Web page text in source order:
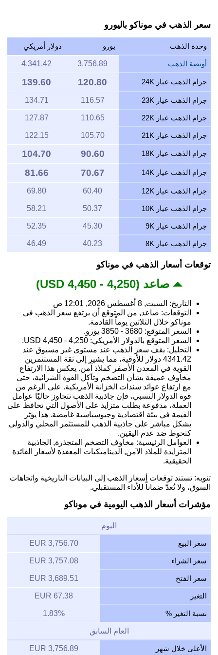
سعر الذهب في موناكو باليورو
وحدة الذهب يورو دولار أمريكي
أونصة الذهب 3,756.89
4,341.42
جرام الذهب عيار 24K 120.80
139.60
جرام الذهب عيار 23K 116.57
134.71
جرام الذهب عيار 22K 110.65
127.87
جرام الذهب عيار 21K 105.70
122.15
جرام الذهب عيار 18K 90.60
104.70
جرام الذهب عيار 14K 70.67
81.66
جرام الذهب عيار 12K 60.40
69.80
جرام الذهب عيار 10K 50.37
58.21
جرام الذهب عيار 9K 45.30
52.35
جرام الذهب عيار 8K 40.23
46.49
توقعات أسعار الذهب في موناكو
صاعد (4,250 - 4,450 USD)
التاريخ: السبت, 8 أغسطس 2026, 12:01 ص
التوقعات: صاعد, من المتوقع أن يرتفع سعر الذهب في
موناكو خلال الثلاثين يوماً القادمة.
السعر المتوقع: 3680 - 3850 يورو.
السعر المتوقع بالدولار الأمريكي: 4,250 - 4,450 USD.
التحليل: يقف سعر الذهب عند مستوى غير مسبوق عند
4341.42 دولار للأوقية، مما يشير إلى ثقة المستثمرين
القوية في المعدن الأصفر كملاذ آمن. يعكس هذا الارتفاع
مخاوف عميقة بشأن التضخم وتآكل القوة الشرائية، حتى
مع ارتفاع عوائد سندات الخزانة الأمريكية. على الرغم من
قوة الدولار النسبي، فإن جاذبية الذهب تتجاوز حاليًا عوامل
العملة، مدفوعة بطلب متزايد على الأصول التي تحافظ على
القيمة في بيئة اقتصادية وجيوسياسية غامضة. هذا يؤثر
بشكل مباشر على جاذبية الذهب للمستثمر المحلي والدولي
كتحوط ضد عدم اليقين.
العوامل الرئيسية: مخاوف التضخم المتجذرة, الجاذبية
المتزايدة للملاذ الآمن, الديناميكيات المعقدة لأسعار الفائدة
الحقيقية.
تنويه: تستند توقعات أسعار الذهب إلى البيانات التاريخية واتجاهات
السوق، ولا تُعدّ ضماناً للأداء المستقبلي.
مؤشرات أسعار الذهب اليومية في موناكو
اليوم
سعر البيع 3,756.70 EUR
سعر الشراء 3,757.08 EUR
سعر الفتح 3,689.51 EUR
التغير 67.38 EUR
نسبة التغير % 1.83%
العام السابق
الأعلى خلال شهر 3,756.89 EUR